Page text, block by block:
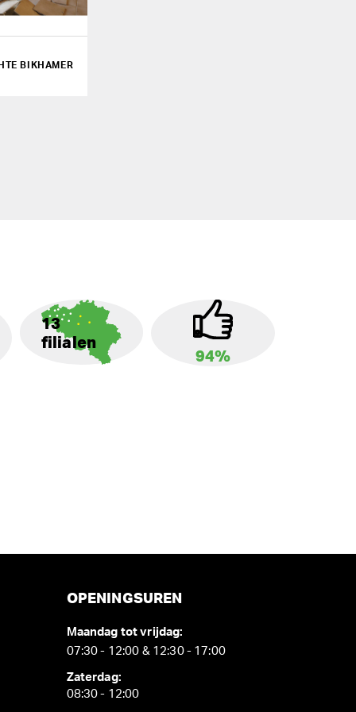
BIKHAMER
13
filialen
94%
OPENINGSUREN
Maandag tot vrijdag:
07:30 - 12:00 & 12:30 - 17:00
Zaterdag:
08:30 - 12:00